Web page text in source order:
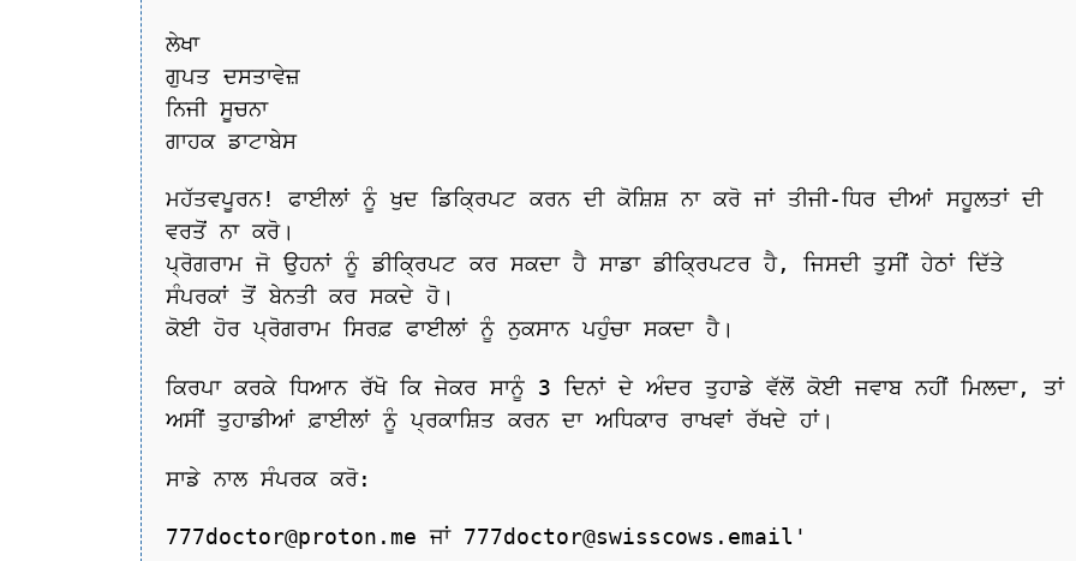
ਲੇਖਾ
ਗੁਪਤ ਦਸਤਾਵੇਜ਼
ਨਿਜੀ ਸੂਚਨਾ
ਗਾਹਕ ਡਾਟਾਬੇਸ
ਮਹੱਤਵਪੂਰਨ! ਫਾਈਲਾਂ ਨੂੰ ਖੁਦ ਡਿਕ੍ਰਿਪਟ ਕਰਨ ਦੀ ਕੋਸ਼ਿਸ਼ ਨਾ ਕਰੋ ਜਾਂ ਤੀਜੀ-ਧਿਰ ਦੀਆਂ ਸਹੂਲਤਾਂ ਦੀ
ਵਰਤੋਂ ਨਾ ਕਰੋ।
ਪ੍ਰੋਗਰਾਮ ਜੋ ਉਹਨਾਂ ਨੂੰ ਡੀਕ੍ਰਿਪਟ ਕਰ ਸਕਦਾ ਹੈ ਸਾਡਾ ਡੀਕ੍ਰਿਪਟਰ ਹੈ, ਜਿਸਦੀ ਤੁਸੀਂ ਹੇਠਾਂ ਦਿੱਤੇ
ਸੰਪਰਕਾਂ ਤੋਂ ਬੇਨਤੀ ਕਰ ਸਕਦੇ ਹੋ।
ਕੋਈ ਹੋਰ ਪ੍ਰੋਗਰਾਮ ਸਿਰਫ਼ ਫਾਈਲਾਂ ਨੂੰ ਨੁਕਸਾਨ ਪਹੁੰਚਾ ਸਕਦਾ ਹੈ।
ਕਿਰਪਾ ਕਰਕੇ ਧਿਆਨ ਰੱਖੋ ਕਿ ਜੇਕਰ ਸਾਨੂੰ 3 ਦਿਨਾਂ ਦੇ ਅੰਦਰ ਤੁਹਾਡੇ ਵੱਲੋਂ ਕੋਈ ਜਵਾਬ ਨਹੀਂ ਮਿਲਦਾ, ਤਾਂ
ਅਸੀਂ ਤੁਹਾਡੀਆਂ ਫ਼ਾਈਲਾਂ ਨੂੰ ਪ੍ਰਕਾਸ਼ਿਤ ਕਰਨ ਦਾ ਅਧਿਕਾਰ ਰਾਖਵਾਂ ਰੱਖਦੇ ਹਾਂ।
ਸਾਡੇ ਨਾਲ ਸੰਪਰਕ ਕਰੋ:
777doctor@proton.me ਜਾਂ 777doctor@swisscows.email'